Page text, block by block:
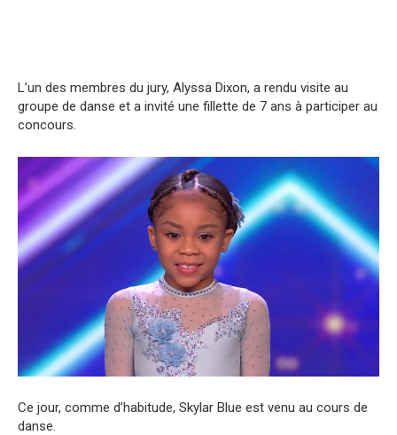
L’un des membres du jury, Alyssa Dixon, a rendu visite au
groupe de danse et a invité une fillette de 7 ans à participer au
concours.
Ce jour, comme d’habitude, Skylar Blue est venu au cours de
danse.